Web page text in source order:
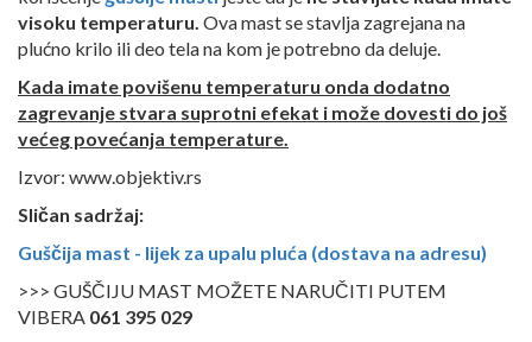
visoku temperaturu. Ova mast se stavlja zagrejana na
plućno krilo ili deo tela na kom je potrebno da deluje.
Kada imate povišenu temperaturu onda dodatno
zagrevanje stvara suprotni efekat i može dovesti do još
većeg povećanja temperature.
Izvor: www.objektiv.rs
Sličan sadržaj:
Guščija mast - lijek za upalu pluća (dostava na adresu)
>>> GUŠČIJU MAST MOŽETE NARUČITI PUTEM
VIBERA 061 395 029